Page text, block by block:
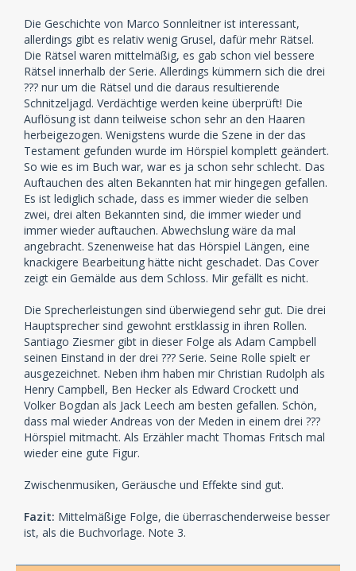
Die Geschichte von Marco Sonnleitner ist interessant,
allerdings gibt es relativ wenig Grusel, dafür mehr Rätsel.
Die Rätsel waren mittelmäßig, es gab schon viel bessere
Rätsel innerhalb der Serie. Allerdings kümmern sich die drei
??? nur um die Rätsel und die daraus resultierende
Schnitzeljagd. Verdächtige werden keine überprüft! Die
Auflösung ist dann teilweise schon sehr an den Haaren
herbeigezogen. Wenigstens wurde die Szene in der das
Testament gefunden wurde im Hörspiel komplett geändert.
So wie es im Buch war, war es ja schon sehr schlecht. Das
Auftauchen des alten Bekannten hat mir hingegen gefallen.
Es ist lediglich schade, dass es immer wieder die selben
zwei, drei alten Bekannten sind, die immer wieder und
immer wieder auftauchen. Abwechslung wäre da mal
angebracht. Szenenweise hat das Hörspiel Längen, eine
knackigere Bearbeitung hätte nicht geschadet. Das Cover
zeigt ein Gemälde aus dem Schloss. Mir gefällt es nicht.
Die Sprecherleistungen sind überwiegend sehr gut. Die drei
Hauptsprecher sind gewohnt erstklassig in ihren Rollen.
Santiago Ziesmer gibt in dieser Folge als Adam Campbell
seinen Einstand in der drei ??? Serie. Seine Rolle spielt er
ausgezeichnet. Neben ihm haben mir Christian Rudolph als
Henry Campbell, Ben Hecker als Edward Crockett und
Volker Bogdan als Jack Leech am besten gefallen. Schön,
dass mal wieder Andreas von der Meden in einem drei ???
Hörspiel mitmacht. Als Erzähler macht Thomas Fritsch mal
wieder eine gute Figur.
Zwischenmusiken, Geräusche und Effekte sind gut.
Fazit: Mittelmäßige Folge, die überraschenderweise besser
ist, als die Buchvorlage. Note 3.